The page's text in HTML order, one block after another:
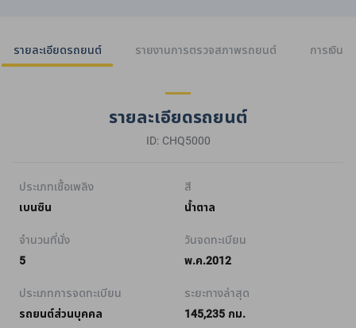
รายละเอียดรถยนต์ รายงานการตรวจสภาพรถยนต์ การเงิน
รายละเอียดรถยนต์
ID: CHQ5000
ประเภทเชื้อเพลิง
เบนซิน
สี
น้ำตาล
จำนวนที่นั่ง
5
วันจดทะเบียน
พ.ค.2012
ประเภทการจดทะเบียน
รถยนต์ส่วนบุคคล
ระยะทางล่าสุด
145,235 กม.